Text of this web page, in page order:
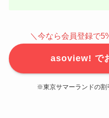
＼今なら会員登録で
asoview! で
※東京サマーランドの割